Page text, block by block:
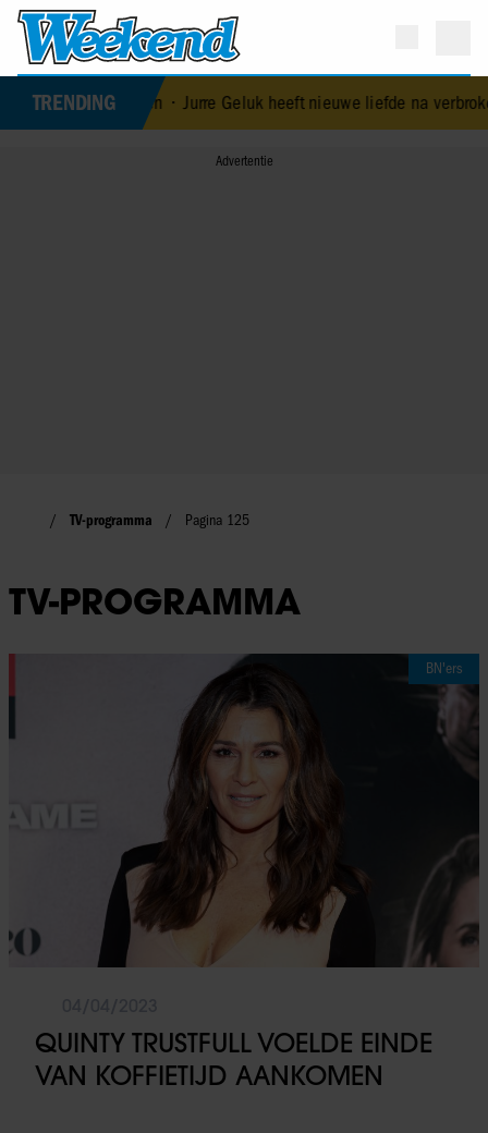
TRENDING
• Jurre Geluk heeft nieuwe liefde na verbroken
TV-programma Pagina 125
TV-PROGRAMMA
BN'ers
QUINTY TRUSTFULL VOELDE EINDE
VAN KOFFIETIJD AANKOMEN